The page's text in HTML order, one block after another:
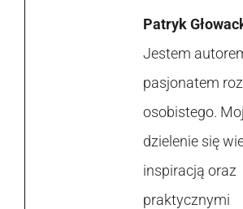
Patryk
Jestem
pasjonatem
osobistego.
dzielenie się
inspiracją oraz
praktycznymi